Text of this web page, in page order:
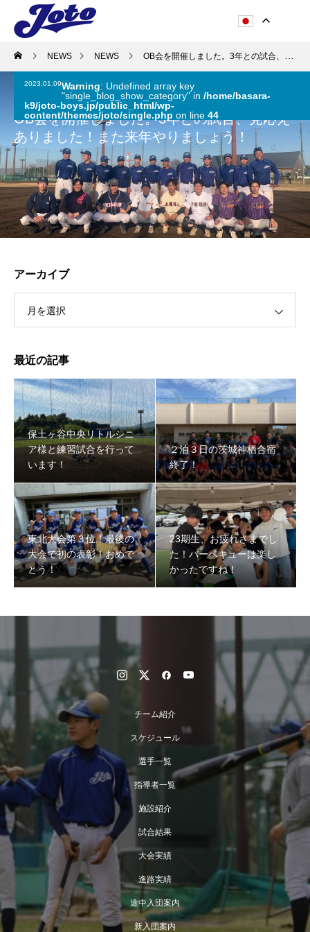
NEWS NEWS OB会を開催しました。3年との試合、見応えありました！また来年やりましょう！
2023.01.09Warning: Undefined array key
"single_blog_show_category" in /home/basara-
k9/joto-boys.jp/public_html/wp-
content/themes/joto/single.php on line 44
OB会を開催しました。3年との試合、見応え
ありました！また来年やりましょう！
アーカイブ
月を選択
最近の記事
保土ヶ谷中央リトルシニ
ア様と練習試合を行って
います！
２泊３日の茨城神栖合宿
終了！
東北大会第３位！最後の
大会で初の表彰！おめで
とう！
23期生、お疲れさまでし
た！バーベキューは楽し
かったですね！
チーム紹介
スケジュール
選手一覧
指導者一覧
施設紹介
試合結果
大会実績
進路実績
途中入団案内
新入団案内